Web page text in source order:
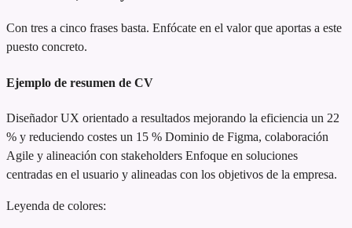
Con tres a cinco frases basta. Enfócate en el valor que aportas a este
puesto concreto.
Ejemplo de resumen de CV
Diseñador UX orientado a resultados mejorando la eficiencia un 22
% y reduciendo costes un 15 % Dominio de Figma, colaboración
Agile y alineación con stakeholders Enfoque en soluciones
centradas en el usuario y alineadas con los objetivos de la empresa.
Leyenda de colores: